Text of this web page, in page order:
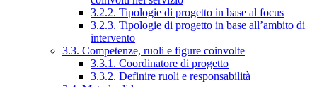
3.2.2. Tipologie di progetto in base al focus
3.2.3. Tipologie di progetto in base all’ambito di
intervento
3.3. Competenze, ruoli e figure coinvolte
3.3.1. Coordinatore di progetto
3.3.2. Definire ruoli e responsabilità